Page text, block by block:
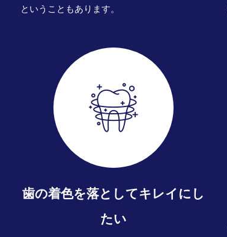
ということもあります。
歯の着色を落としてキレイにし
たい